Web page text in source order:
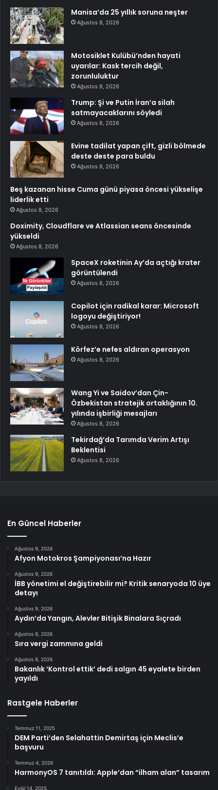
Manisa’da 25 yıllık soruna neşter
Ağustos 8, 2026
Motosiklet Kulübü’nden hayati
uyarılar: Kask tercih değil,
zorunluluktur
Ağustos 8, 2026
Trump: Şi ve Putin İran’a silah
satmayacaklarını söyledi
Ağustos 8, 2026
Evine tadilat yapan çift, gizli bölmede
deste deste para buldu
Ağustos 8, 2026
Beş kazanan hisse Cuma günü piyasa öncesi yükselişe
liderlik etti
Ağustos 8, 2026
Doximity, Cloudflare ve Atlassian seans öncesinde
yükseldi
Ağustos 8, 2026
SpaceX roketinin Ay’da açtığı krater
görüntülendi
Ağustos 8, 2026
Copilot için radikal karar: Microsoft
logoyu değiştiriyor!
Ağustos 8, 2026
Körfez’e nefes aldıran operasyon
Ağustos 8, 2026
Wang Yi ve Saidov’dan Çin-
Özbekistan stratejik ortaklığının 10.
yılında işbirliği mesajları
Ağustos 8, 2026
Tekirdağ’da Tarımda Verim Artışı
Beklentisi
Ağustos 8, 2026
En Güncel Haberler
Ağustos 9, 2026
Afyon Motokros Şampiyonası’na Hazır
Ağustos 9, 2026
İBB yönetimi el değiştirebilir mi? Kritik senaryoda 10 üye
detayı
Ağustos 9, 2026
Aydın’da Yangın, Alevler Bitişik Binalara Sıçradı
Ağustos 8, 2026
Sıra vergi zammına geldi
Ağustos 8, 2026
Bakanlık ‘Kontrol ettik’ dedi salgın 45 eyalete birden
yayıldı
Rastgele Haberler
Temmuz 11, 2025
DEM Parti’den Selahattin Demirtaş için Meclis’e
başvuru
Temmuz 4, 2026
HarmonyOS 7 tanıtıldı: Apple’dan “ilham alan” tasarım
Eylül 14, 2025